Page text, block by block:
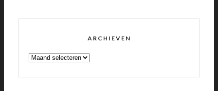
ARCHIEVEN
ARCHIEVEN